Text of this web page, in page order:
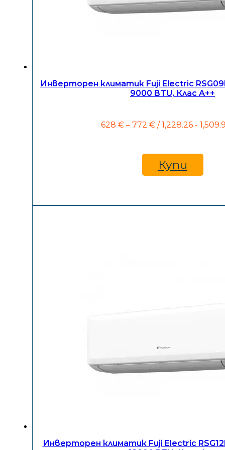
Инверторен климатик Fuji Electric
9000 BTU, Клас A++
628 € – 772 €Price
through
772 €
/ 1,228.26 -
Купи
Инверторен климатик Fuji Electric